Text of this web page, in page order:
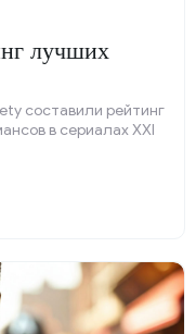
лучших
составили рейтинг
в сериалах XXI